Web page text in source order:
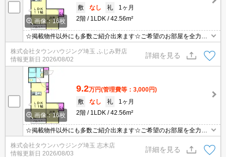
画像：16枚
敷
なし 礼
1ヶ月
2階
1LDK 42.56m²
☆掲載物件以外にも多数ご紹介出来ます☆ご希望のお部屋を全力で
お探しさせて頂きます♪
株式会社タウンハウジング埼玉 ふじみ野店
情報更新日 2026/08/02
詳細を見る
画像：16枚
9.2万円(管理費等：3,000円)
敷
なし 礼
1ヶ月
2階
1LDK 42.56m²
☆掲載物件以外にも多数ご紹介出来ます☆ご希望のお部屋を全力で
お探しさせて頂きます♪
株式会社タウンハウジング埼玉 志木店
情報更新日 2026/08/03
詳細を見る